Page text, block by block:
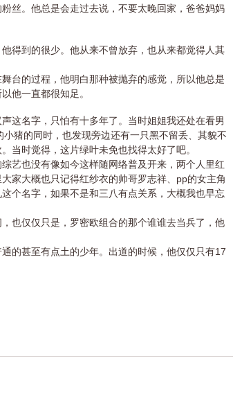
丝。他总是会走过去说，不要太晚回家，爸爸妈妈
得到的很少。他从来不曾放弃，也从来都觉得人其
台的过程，他明白那种被抛弃的感觉，所以他总是
他一直都很知足。
声这名字，只怕有十多年了。当时姐姐我还处在看男
猪的同时，也发现旁边还有一只黑不留丢、其貌不
当时觉得，这片绿叶未免也找得太好了吧。
也没有像如今这样随网络普及开来，两个人里红
家大概也只记得红纱衣的帅哥罗志祥、pp的女主角
个名字，如果不是和三八有点关系，大概我也早忘
仅仅只是，罗密欧组合的那个谁谁去当兵了，他
甚至有点土的少年。出道的时候，他仅仅只有17